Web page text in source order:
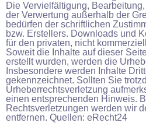
Die Vervielfältigung,
der Verwertung außerhalb der
bedürfen der schriftlichen
bzw. Erstellers. Downloads und
für den privaten, nicht
Soweit die Inhalte auf dieser
erstellt wurden, werden die
Insbesondere werden Inhalte
gekennzeichnet. Sollten Sie
Urheberrechtsverletzung
einen entsprechenden Hinweis.
Rechtsverletzungen werden wir
entfernen. Quellen: eRecht24